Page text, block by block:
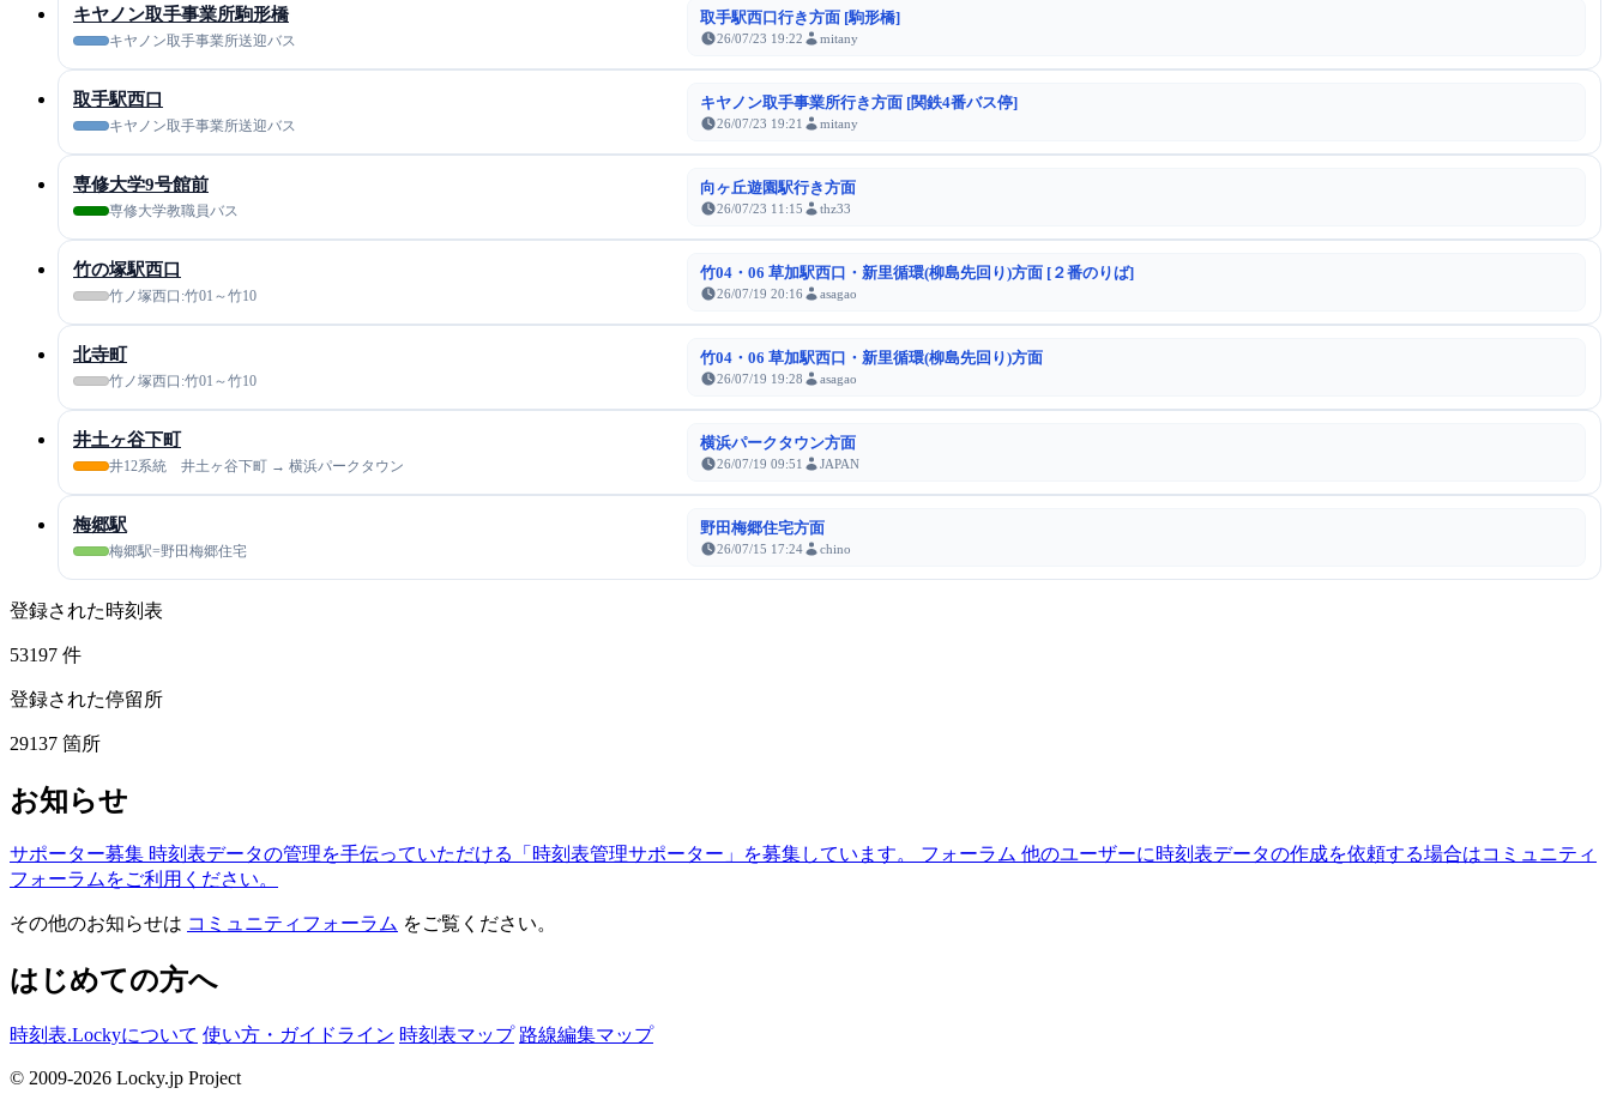
キヤノン取手事業所駒形橋
キヤノン取手事業所送迎バス
取手駅西口行き方面 [駒形橋]
26/07/23 19:22 mitany
取手駅西口
キヤノン取手事業所送迎バス
キヤノン取手事業所行き方面 [関鉄4番バス停]
26/07/23 19:21 mitany
専修大学9号館前
専修大学教職員バス
向ヶ丘遊園駅行き方面
26/07/23 11:15 thz33
竹の塚駅西口
竹ノ塚西口:竹01～竹10
竹04・06 草加駅西口・新里循環(柳島先回り)方面 [２番のりば]
26/07/19 20:16 asagao
北寺町
竹ノ塚西口:竹01～竹10
竹04・06 草加駅西口・新里循環(柳島先回り)方面
26/07/19 19:28 asagao
井土ヶ谷下町
井12系統 井土ヶ谷下町 → 横浜パークタウン
横浜パークタウン方面
26/07/19 09:51 JAPAN
梅郷駅
梅郷駅=野田梅郷住宅
野田梅郷住宅方面
26/07/15 17:24 chino
登録された時刻表
53197 件
登録された停留所
29137 箇所
お知らせ
サポーター募集 時刻表データの管理を手伝っていただける「時刻表管理サポーター」を募集しています。 フォーラム 他のユーザーに時刻表データの作成を依頼する場合はコミュニティ
フォーラムをご利用ください。
その他のお知らせは コミュニティフォーラム をご覧ください。
はじめての方へ
時刻表.Lockyについて 使い方・ガイドライン 時刻表マップ 路線編集マップ
© 2009-2026 Locky.jp Project